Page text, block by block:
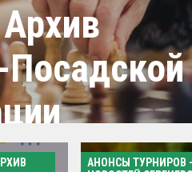
Посадской
АНОНСЫ ТУРНИРОВ